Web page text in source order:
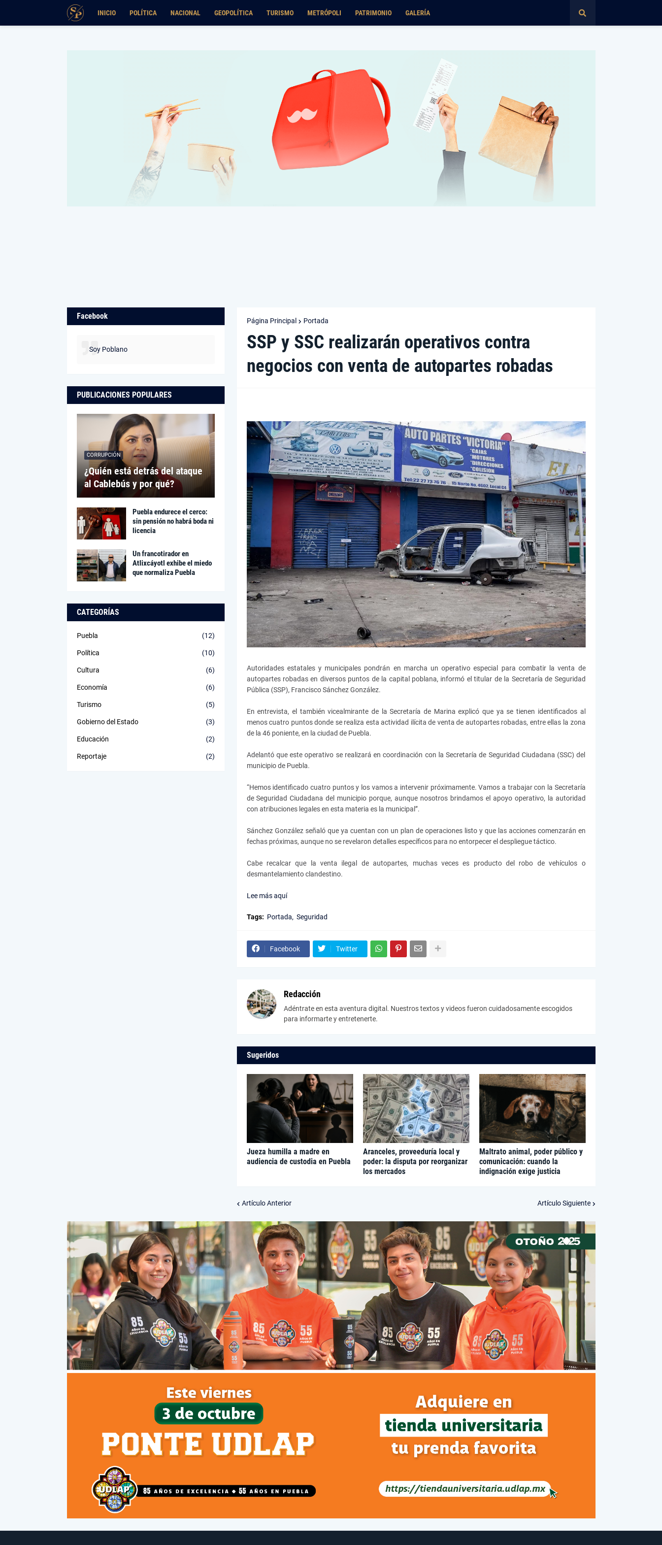
INICIO POLÍTICA NACIONAL GEOPOLÍTICA TURISMO METRÓPOLI PATRIMONIO GALERÍA
Página Principal Portada
SSP y SSC realizarán operativos contra
negocios con venta de autopartes robadas
Autoridades estatales y municipales pondrán en marcha un operativo especial para combatir la venta de
autopartes robadas en diversos puntos de la capital poblana, informó el titular de la Secretaría de Seguridad
Pública (SSP), Francisco Sánchez González.
En entrevista, el también vicealmirante de la Secretaría de Marina explicó que ya se tienen identificados al
menos cuatro puntos donde se realiza esta actividad ilícita de venta de autopartes robadas, entre ellas la zona
de la 46 poniente, en la ciudad de Puebla.
Adelantó que este operativo se realizará en coordinación con la Secretaría de Seguridad Ciudadana (SSC) del
municipio de Puebla.
“Hemos identificado cuatro puntos y los vamos a intervenir próximamente. Vamos a trabajar con la Secretaría
de Seguridad Ciudadana del municipio porque, aunque nosotros brindamos el apoyo operativo, la autoridad
con atribuciones legales en esta materia es la municipal”.
Sánchez González señaló que ya cuentan con un plan de operaciones listo y que las acciones comenzarán en
fechas próximas, aunque no se revelaron detalles específicos para no entorpecer el despliegue táctico.
Cabe recalcar que la venta ilegal de autopartes, muchas veces es producto del robo de vehículos o
desmantelamiento clandestino.
Lee más aquí
Tags: Portada Seguridad
Facebook Twitter
Redacción
Adéntrate en esta aventura digital. Nuestros textos y videos fueron cuidadosamente escogidos
para informarte y entretenerte.
Sugeridos
Jueza humilla a madre en
audiencia de custodia en Puebla
Aranceles, proveeduría local y
poder: la disputa por reorganizar
los mercados
Maltrato animal, poder público y
comunicación: cuando la
indignación exige justicia
Artículo Anterior Artículo Siguiente
Facebook
Soy Poblano
PUBLICACIONES POPULARES
CORRUPCIÓN
¿Quién está detrás del ataque
al Cablebús y por qué?
Puebla endurece el cerco:
sin pensión no habrá boda ni
licencia
Un francotirador en
Atlixcáyotl exhibe el miedo
que normaliza Puebla
CATEGORÍAS
Puebla (12)
Política (10)
Cultura (6)
Economía (6)
Turismo (5)
Gobierno del Estado (3)
Educación (2)
Reportaje (2)